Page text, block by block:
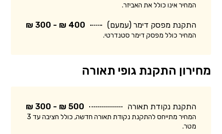
המחיר אינו כולל את האביזר.
התקנת מפסק דימר (עמעם) 400 ₪ - 300 ₪
המחיר כולל מפסק דימר סטנדרטי.
מחירון התקנת גופי תאורה
התקנת נקודת תאורה 500 ₪ - 300 ₪
המחיר מתייחס להתקנת נקודת תאורה חדשה, כולל חציבה עד 3
מטר.